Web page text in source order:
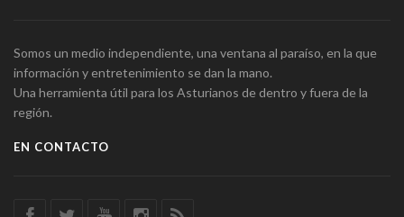
Somos un medio independiente, una ventana al paraíso, en la que
información y entretenimiento se dan la mano.
Una herramienta útil para los Asturianos de dentro y fuera de la
región.
EN CONTACTO